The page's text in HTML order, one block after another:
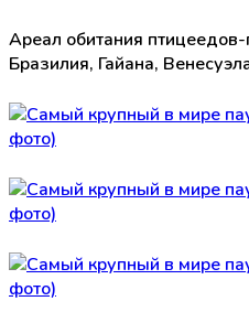
Ареал обитания
Бразилия, Гайана,